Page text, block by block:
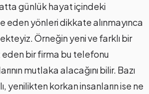
günlük hayat içindeki
eden yönleri dikkate alınmayınca
Örneğin yeni ve farklı bir
bir firma bu telefonu
mutlaka alacağını bilir. Bazı
yenilikten korkan insanların ise ne